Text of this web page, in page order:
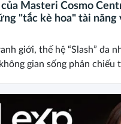
Masteri Cosmo
"tắc kè hoa" tài năng
giới, thế hệ “Slash” đa
gian sống phản chiếu